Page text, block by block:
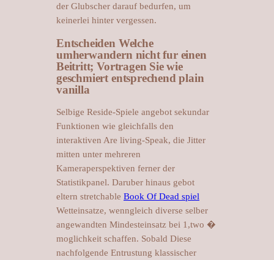
der Glubscher darauf bedurfen, um
keinerlei hinter vergessen.
Entscheiden Welche
umherwandern nicht fur einen
Beitritt; Vortragen Sie wie
geschmiert entsprechend plain
vanilla
Selbige Reside-Spiele angebot sekundar
Funktionen wie gleichfalls den
interaktiven Are living-Speak, die Jitter
mitten unter mehreren
Kameraperspektiven ferner der
Statistikpanel. Daruber hinaus gebot
eltern stretchable Book Of Dead spiel
Wetteinsatze, wenngleich diverse selber
angewandten Mindesteinsatz bei 1,two �
moglichkeit schaffen. Sobald Diese
nachfolgende Entrustung klassischer